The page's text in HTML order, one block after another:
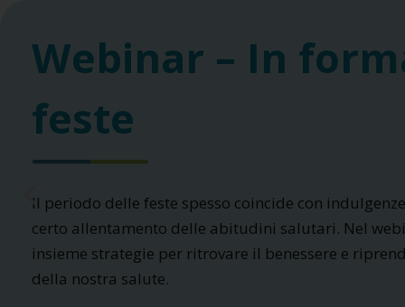
Webinar – In
feste
Il periodo delle feste spesso coincide con
certo allentamento delle abitudini salutari. Nel
insieme strategie per ritrovare il benessere e
della nostra salute.